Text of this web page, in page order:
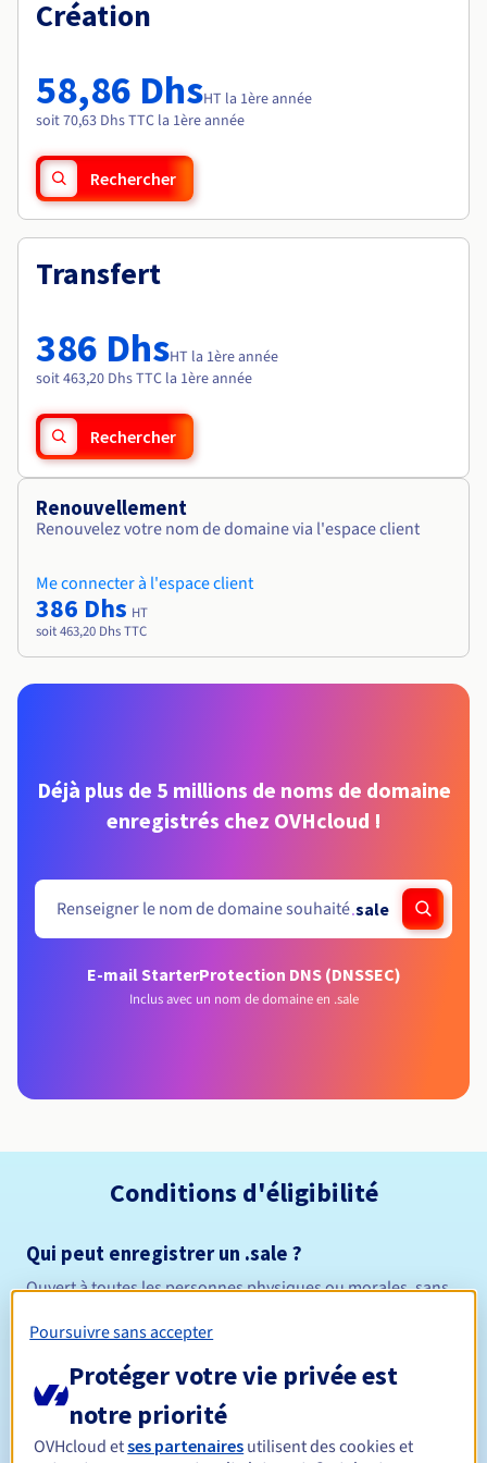
Tarifs
Roadmap & Changelog
Roadmap & Changelog
Création
58,86 DhsHT la 1ère année
soit 70,63 Dhs TTC la 1ère année
Rechercher
Transfert
386 DhsHT la 1ère année
soit 463,20 Dhs TTC la 1ère année
Rechercher
Renouvellement
Renouvelez votre nom de domaine via l'espace client
Me connecter à l'espace client
386 Dhs HT
soit 463,20 Dhs TTC
Déjà plus de 5 millions de noms de domaine
enregistrés chez OVHcloud !
.sale
E-mail StarterProtection DNS (DNSSEC)
Inclus avec un nom de domaine en .sale
Conditions d'éligibilité
Qui peut enregistrer un .sale ?
Ouvert à toutes les personnes physiques ou morales, sans
Durée de réservation
Poursuivre sans accepter
Protéger votre vie privée est
notre priorité
OVHcloud etses partenaires utilisent des cookies et